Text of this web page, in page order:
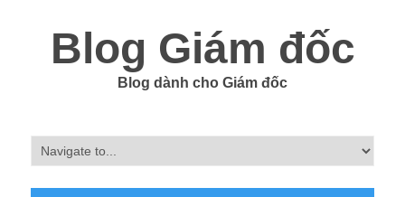
Blog Giám đốc
Blog dành cho Giám đốc